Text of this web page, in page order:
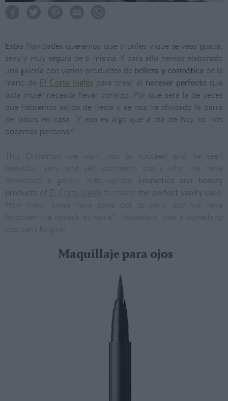
Estas Navidades queremos que triunfes y que te veas guapa,
sexy y muy segura de ti misma. Y para ello hemos elaborado
una galería con varios productos de belleza y cosmética de la
mano de El Corte Inglés para crear el neceser perfecto que
toda mujer necesita llevar consigo. Por qué será la de veces
que habremos salido de fiesta y se nos ha olvidado la barra
de labios en casa. ¡Y eso es algo que a día de hoy no nos
podemos perdonar!
This Christmas we want you to succeed and be seen
beautiful, sexy and self confident. that´s why, we have
developed a gallery with various cosmetics and beauty
products of El Corte Inglés to create the perfect vanity case
How many times have gone out to party and we have
forgotten the lipstick at home?. Nowadays, that´s something
you can’t forgive!
Maquillaje para ojos